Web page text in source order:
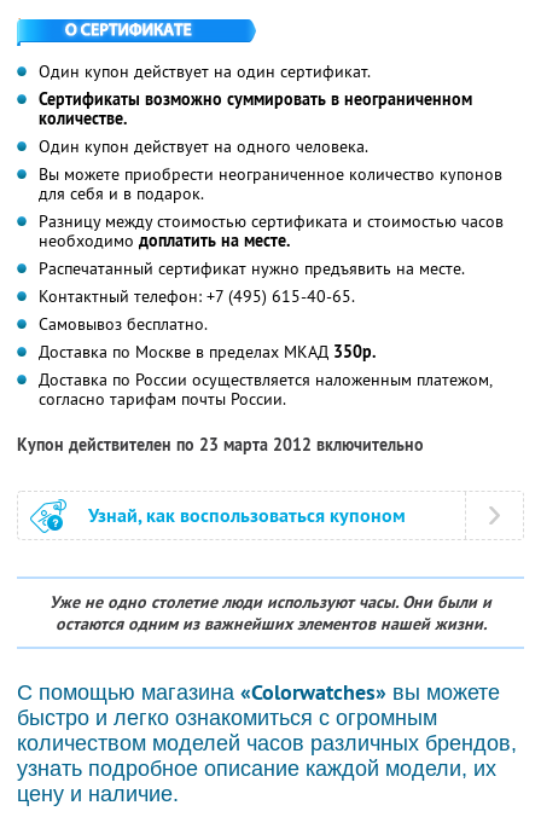
Один купон действует на один сертификат.
Сертификаты возможно суммировать в неограниченном
количестве.
Один купон действует на одного человека.
Вы можете приобрести неограниченное количество купонов
для себя и в подарок.
Разницу между стоимостью сертификата и стоимостью часов
необходимо доплатить на месте.
Распечатанный сертификат нужно предъявить на месте.
Контактный телефон: +7 (495) 615-40-65.
Самовывоз бесплатно.
Доставка по Москве в пределах МКАД 350р.
Доставка по России осуществляется наложенным платежом,
согласно тарифам почты России.
Купон действителен по 23 марта 2012 включительно
Узнай, как воспользоваться купоном
Уже не одно столетие люди используют часы. Они были и
остаются одним из важнейших элементов нашей жизни.
С помощью магазина «Colorwatches» вы можете
быстро и легко ознакомиться с огромным
количеством моделей часов различных брендов,
узнать подробное описание каждой модели, их
цену и наличие.